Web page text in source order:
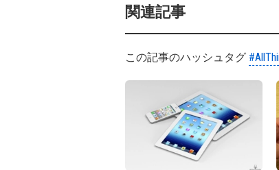
関連記事
この記事のハッシュタグ